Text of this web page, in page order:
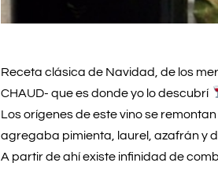
Receta clásica de Navidad, de los
CHAUD- que es donde yo lo descubrí
Los orígenes de este vino se
agregaba pimienta, laurel, azafrán y
A partir de ahí existe infinidad de